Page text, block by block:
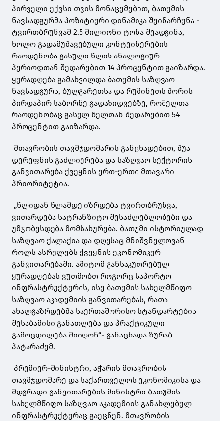
პირველი ექვსი თვის მონაცემებით, ბათუმის
ნავსადგურმა პოზიტიური დინამიკა შეინარჩუნა -
ტვირთბრუნვამ 2.5 მილიონი ტონა შეადგინა,
ხოლო გადამუშავებული კონტეინერების
რაოდენობა გასული წლის ანალოგიურ
პერიოდთან შედარებით 14 პროცენტით გაიზარდა.
ყურადღება გამახვილდა ბათუმის საზღვაო
ნავსადგურს, ბულგარეთსა და რუმინეთს შორის
პირდაპირ საბორნე გადაზიდვებზე, რომელთა
რაოდენობაც გასულ წელთან შედარებით 54
პროცენტით გაიზარდა.
მთავრობის თავმჯდომარის განცხადებით, შუა
დერეფნის გაძლიერება და საზღვაო სექტორის
განვითარება ქვეყნის ერთ-ერთი მთავარი
პრიორიტეტია.
„წლიდან წლამდე იზრდება ტვირთბრუნვა,
ვითარდება სატრანზიტო შესაძლებლობები და
უმჯობესდება მომსახურება. ბათუმი ისტორიულად
საზღვაო ქალაქია და დღესაც მნიშვნელოვან
როლს ასრულებს ქვეყნის ეკონომიკურ
განვითარებაში. ამიტომ განსაკუთრებულ
ყურადღებას ვუთმობთ როგორც საპორტო
ინფრასტრუქტურის, ისე ბათუმის სახელმწიფო
საზღვაო აკადემიის განვითარებას, რათა
ახალგაზრდებმა საერთაშორისო სტანდარტების
შესაბამისი განათლება და პრაქტიკული
გამოცდილება მიიღონ“- განაცხადა ზურაბ
პატარაძემ.
პრემიერ-მინისტრი, აჭარის მთავრობის
თავმჯდომარე და საქართველოს ეკონომიკისა და
მდგრადი განვითარების მინისტრი ბათუმის
სახელმწიფო საზღვაო აკადემიის განახლებულ
ინფრასტრუქტურაც გაეცნენ. მთავრობის